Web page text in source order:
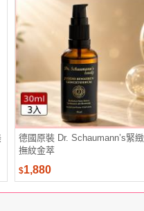
德國原裝 Dr. Schaumann’s緊緻
撫紋金萃
$1,880